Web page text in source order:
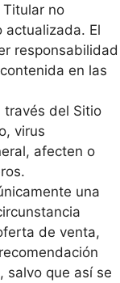
no
actualizada. El
responsabilidad
en las
través del Sitio
virus
afecten o
una
de venta,
salvo que así se